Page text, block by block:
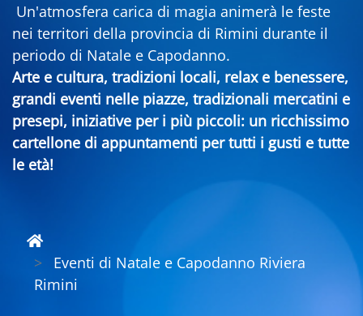
Un'atmosfera carica di magia animerà le feste
nei territori della provincia di Rimini durante il
periodo di Natale e Capodanno.
Arte e cultura, tradizioni locali, relax e benessere,
grandi eventi nelle piazze, tradizionali mercatini e
presepi, iniziative per i più piccoli: un ricchissimo
cartellone di appuntamenti per tutti i gusti e tutte
le età!
Eventi di Natale e Capodanno Riviera
Rimini